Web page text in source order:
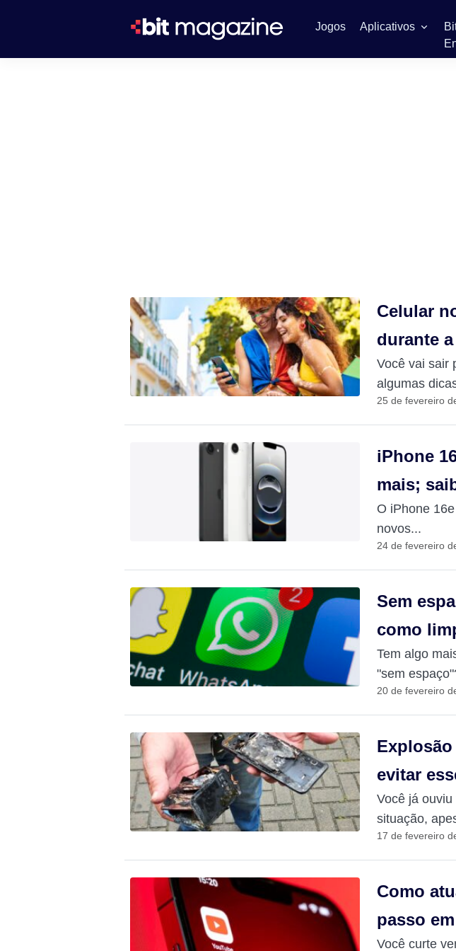
Jogos Aplicativos
Celular
durante
Você vai sair
algumas
25 de fevereiro
iPhone
mais;
O iPhone
novos...
24 de fevereiro
Sem
como
Tem algo
"sem
20 de fevereiro
evitar
Você já
situação,
17 de fevereiro
Como
passo
Você curte